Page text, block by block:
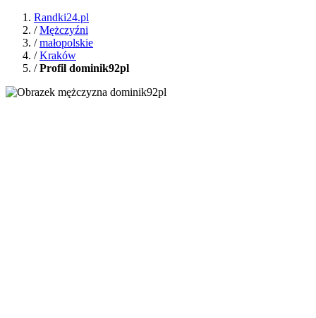
Randki24.pl
/Mężczyźni
/małopolskie
/Kraków
/Profil dominik92pl